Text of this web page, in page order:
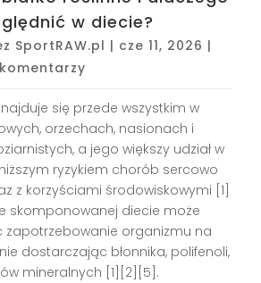
w diecie?
SportRAW.pl | cze 11, 2026 |
się przede wszystkim w
orzechach, nasionach i
a jego większy udział w
ryzykiem chorób sercowo
z korzyściami środowiskowymi [1]
skomponowanej diecie może
zapotrzebowanie organizmu na
dostarczając błonnika, polifenoli,
mineralnych [1][2][5].